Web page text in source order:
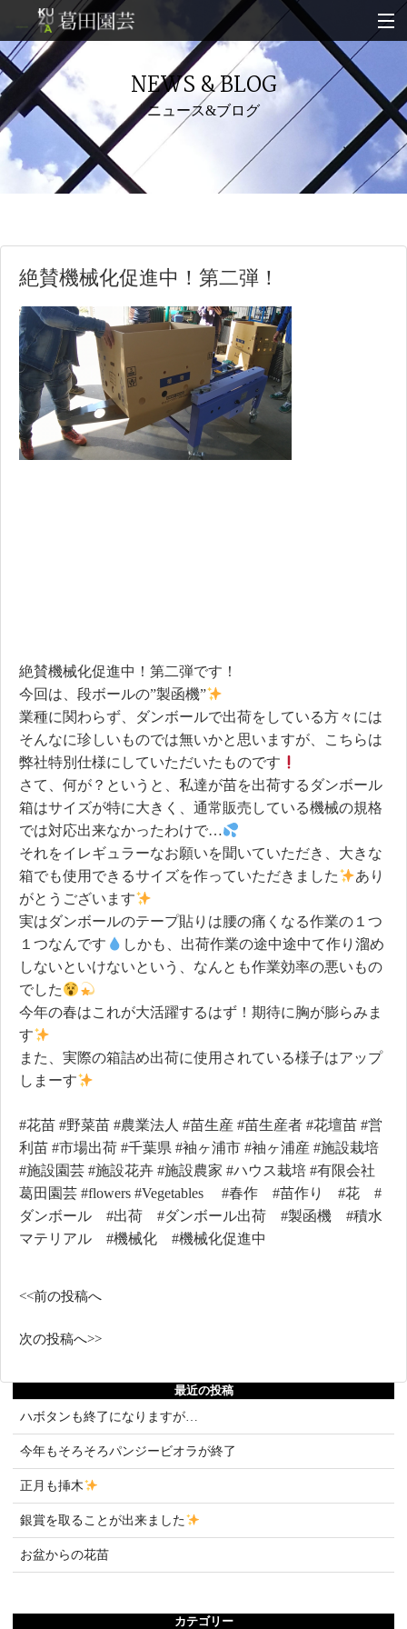
トップ
ニュース＆ブログ
マンガで見る仕事紹介
NEWS & BLOG
ニュース&ブログ
絶賛機械化促進中！第二弾！
絶賛機械化促進中！第二弾です！
今回は、段ボールの”製函機”
業種に関わらず、ダンボールで出荷をしている方々には
そんなに珍しいものでは無いかと思いますが、こちらは
弊社特別仕様にしていただいたものです
さて、何が？というと、私達が苗を出荷するダンボール
箱はサイズが特に大きく、通常販売している機械の規格
では対応出来なかったわけで…
それをイレギュラーなお願いを聞いていただき、大きな
箱でも使用できるサイズを作っていただきました
あり
がとうございます
実はダンボールのテープ貼りは腰の痛くなる作業の１つ
１つなんです
しかも、出荷作業の途中途中て作り溜め
しないといけないという、なんとも作業効率の悪いもの
でした
今年の春はこれが大活躍するはず！期待に胸が膨らみま
す
また、実際の箱詰め出荷に使用されている様子はアップ
しまーす
#花苗 #野菜苗 #農業法人 #苗生産 #苗生産者 #花壇苗 #営
利苗 #市場出荷 #千葉県 #袖ヶ浦市 #袖ヶ浦産 #施設栽培
#施設園芸 #施設花卉 #施設農家 #ハウス栽培 #有限会社
葛田園芸 #flowers #Vegetables #春作 #苗作り #花 #
ダンボール #出荷 #ダンボール出荷 #製函機 #積水
マテリアル #機械化 #機械化促進中
投
稿
ナ
ゲ
ー
シ
ョ
ン
<<前の投稿へ
次の投稿へ>>
最近の投稿
ハボタンも終了になりますが…
今年もそろそろパンジービオラが終了
正月も挿木
銀賞を取ることが出来ました
お盆からの花苗
カテゴリー